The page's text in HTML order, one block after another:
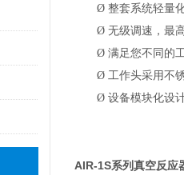
Ø 整套系统轻量
Ø 无级调速，最
Ø 满足您不同的
Ø 工作头采用不
Ø 设备模块化设
AIR-1S系列真空反应